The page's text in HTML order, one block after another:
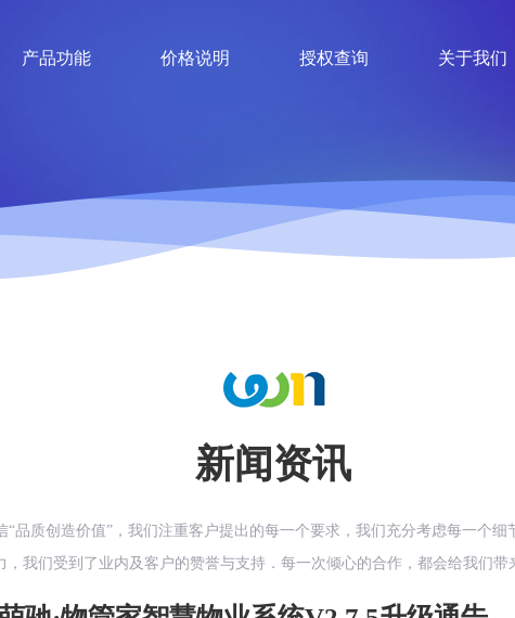
产品功能 价格说明 授权查询 关于我们
新闻资讯
“品质创造价值”，我们注重客户提出的每一个要求，我们充分考虑每一个
，我们受到了业内及客户的赞誉与支持．每一次倾心的合作，都会给我们带